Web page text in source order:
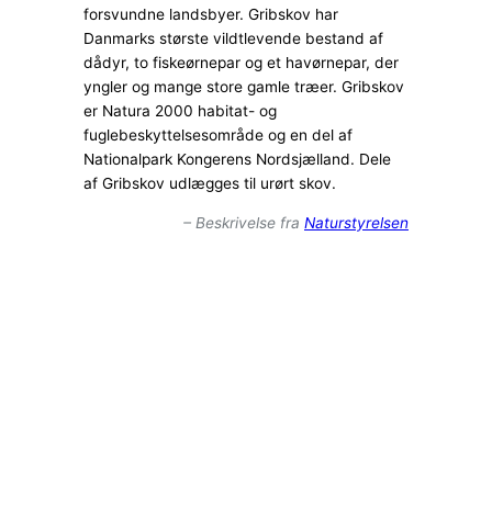
forsvundne landsbyer. Gribskov har
Danmarks største vildtlevende bestand af
dådyr, to fiskeørnepar og et havørnepar, der
yngler og mange store gamle træer. Gribskov
er Natura 2000 habitat- og
fuglebeskyttelsesområde og en del af
Nationalpark Kongerens Nordsjælland. Dele
af Gribskov udlægges til urørt skov.
– Beskrivelse fra Naturstyrelsen